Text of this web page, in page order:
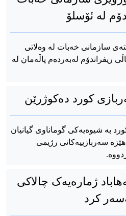
لە ئۆسلۆ
سازمانی خەبات لە وەلاتی
ریفراندۆم لەبەردەم پاڵەمان لە
کورد دەکوژرێن
بە شیوەیەکی گوماناوی گیانیان
سەربازییەکانی رژیمی
ژمارەیەک چالاکی
کرد